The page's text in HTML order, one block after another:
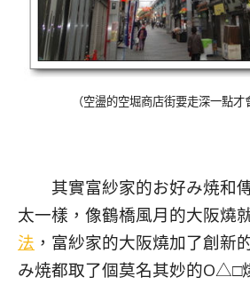
（空盪的空堀商店街要走深一點才
其實富紗家的お好み焼和
太一樣，像鶴橋風月的大阪燒
法 ，富紗家的大阪燒加了創新
み焼都取了個莫名其妙的Ο△□